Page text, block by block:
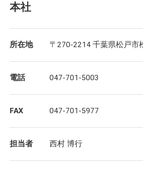
本社
所在地 〒270-2214 千葉県松戸市
電話 047-701-5003
FAX 047-701-5977
担当者 西村 博行